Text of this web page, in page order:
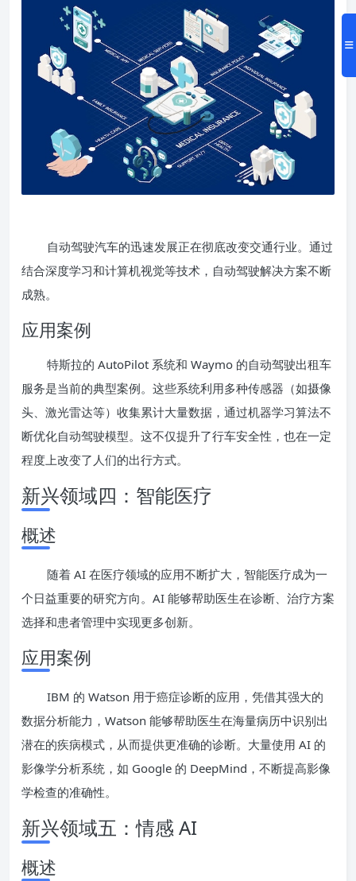
自动驾驶汽车的迅速发展正在彻底改变交通行业。通过
结合深度学习和计算机视觉等技术，自动驾驶解决方案不断
成熟。
应用案例
特斯拉的 AutoPilot 系统和 Waymo 的自动驾驶出租车
服务是当前的典型案例。这些系统利用多种传感器（如摄像
头、激光雷达等）收集累计大量数据，通过机器学习算法不
断优化自动驾驶模型。这不仅提升了行车安全性，也在一定
程度上改变了人们的出行方式。
新兴领域四：智能医疗
概述
随着 AI 在医疗领域的应用不断扩大，智能医疗成为一
个日益重要的研究方向。AI 能够帮助医生在诊断、治疗方案
选择和患者管理中实现更多创新。
应用案例
IBM 的 Watson 用于癌症诊断的应用，凭借其强大的
数据分析能力，Watson 能够帮助医生在海量病历中识别出
潜在的疾病模式，从而提供更准确的诊断。大量使用 AI 的
影像学分析系统，如 Google 的 DeepMind，不断提高影像
学检查的准确性。
新兴领域五：情感 AI
概述